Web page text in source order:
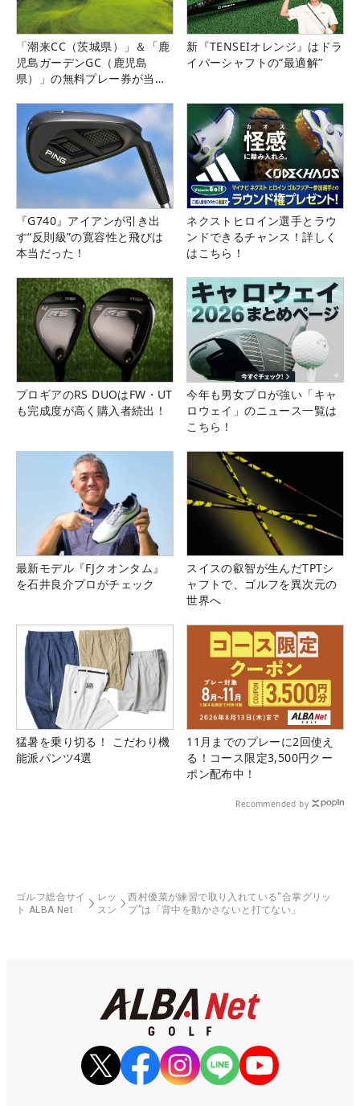
「潮来CC（茨城県）」＆「鹿
児島ガーデンGC（鹿児島
県）」の無料プレー券が当た
新『TENSEIオレンジ』はドラ
イバーシャフトの“最適解”
『G740』アイアンが引き出
す“反則級”の寛容性と飛びは
本当だった！
ネクストヒロイン選手とラウ
ンドできるチャンス！詳しく
はこちら！
プロギアのRS DUOはFW・UT
も完成度が高く購入者続出！
今年も男女プロが強い「キャ
ロウェイ」のニュース一覧は
こちら！
最新モデル『FJクオンタム』
を石井良介プロがチェック
スイスの叡智が生んだTPTシ
ャフトで、ゴルフを異次元の
世界へ
猛暑を乗り切る！ こだわり機
能派パンツ4選
11月までのプレーに2回使え
る！コース限定3,500円クー
ポン配布中！
Recommended by
ゴルフ総合サイ
ト ALBA Net
レッ
スン
西村優菜が練習で取り入れている“合掌グリッ
プ”は「背中を動かさないと打てない」